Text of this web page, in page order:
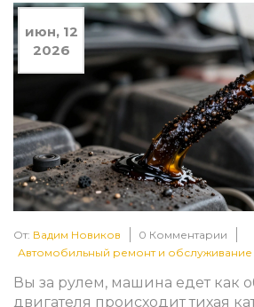
июн, 12
2026
От: Вадим Новиков
0 Комментарии
Автомобильный ремонт и обслуживание
Вы за рулем, машина едет как
двигателя происходит тихая